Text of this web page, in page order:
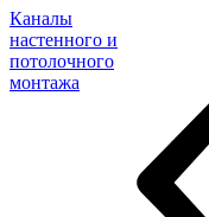
Каналы
настенного и
потолочного
монтажа